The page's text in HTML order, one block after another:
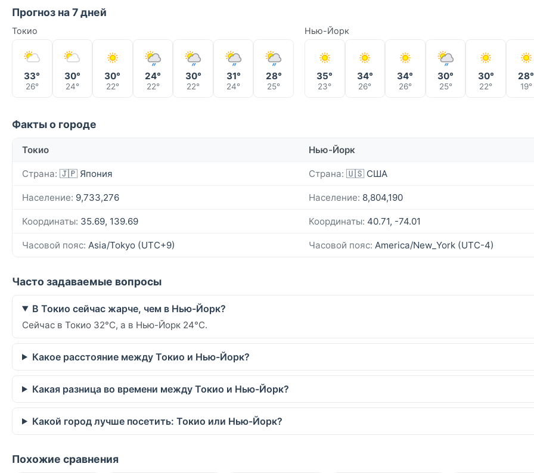
Прогноз на 7 дней
Токио
33°
26°
30°
24°
30°
22°
24°
22°
30°
22°
31°
24°
28°
25°
Нью-Йорк
35°
23°
34°
26°
34°
26°
30°
25°
30°
22°
28°
19°
Факты о городе
Токио Нью-Йорк
Страна: 🇯🇵 Япония Страна: 🇺🇸 США
Население: 9,733,276 Население: 8,804,190
Координаты: 35.69, 139.69 Координаты: 40.71, -74.01
Часовой пояс: Asia/Tokyo (UTC+9) Часовой пояс: America/New_York (UTC-4)
Часто задаваемые вопросы
В Токио сейчас жарче, чем в Нью-Йорк?
Сейчас в Токио 32°C, а в Нью-Йорк 24°C.
Какое расстояние между Токио и Нью-Йорк?
Какая разница во времени между Токио и Нью-Йорк?
Какой город лучше посетить: Токио или Нью-Йорк?
Похожие сравнения